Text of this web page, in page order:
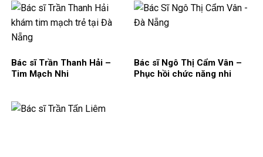
Bác sĩ Trần Thanh Hải –
Tim Mạch Nhi
Bác sĩ Ngô Thị Cẩm Vân –
Phục hồi chức năng nhi